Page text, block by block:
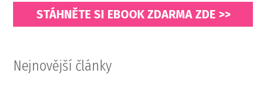
STÁHNĚTE SI EBOOK ZDARMA ZDE >>
Nejnovější články